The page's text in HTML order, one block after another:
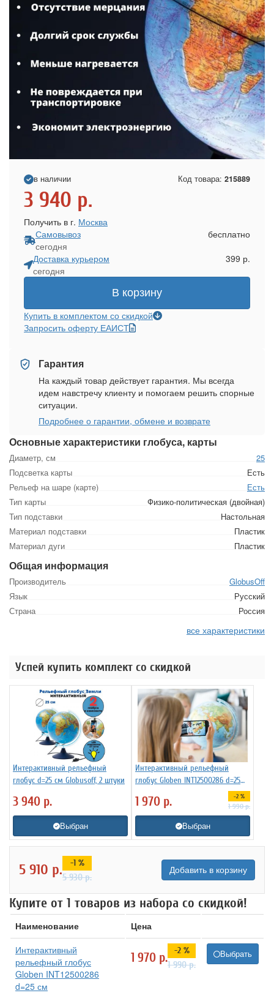
Основные характеристики глобуса, карты
Диаметр, см
25
Подсветка карты
Есть
Рельеф на шаре (карте)
Есть
Тип карты
Физико-политическая (двойная)
Тип подставки
Настольная
Материал подставки
Пластик
Материал дуги
Пластик
Общая информация
Производитель
GlobusOff
Язык
Русский
Страна
Россия
все характеристики
в наличии Код товара: 215889
3 940 р.
Получить в г. Москва
Самовывоз
сегодня
бесплатно
Доставка курьером
сегодня
399 р.
В корзину
Купить в комплектом со скидкой
Запросить оферту ЕАИСТ
Гарантия
На каждый товар действует гарантия. Мы всегда
идем навстречу клиенту и помогаем решить спорные
ситуации.
Подробнее о гарантии, обмене и возврате
Успей купить комплект со скидкой
Интерактивный рельефный
глобус d=25 см Globusoff, 2 штуки
3 940 р.
Выбран
Интерактивный рельефный
глобус Globen INT12500286 d=25
1 970 р. -2 %
1 990р.
Выбран
5 910 р. -1 %
5 930р.
Добавить в корзину
Купите от 1 товаров из набора со скидкой!
Наименование
Цена
Интерактивный
рельефный глобус
Globen INT12500286
d=25 см
1 970 р. -2 %
1 990р.
Выбрать